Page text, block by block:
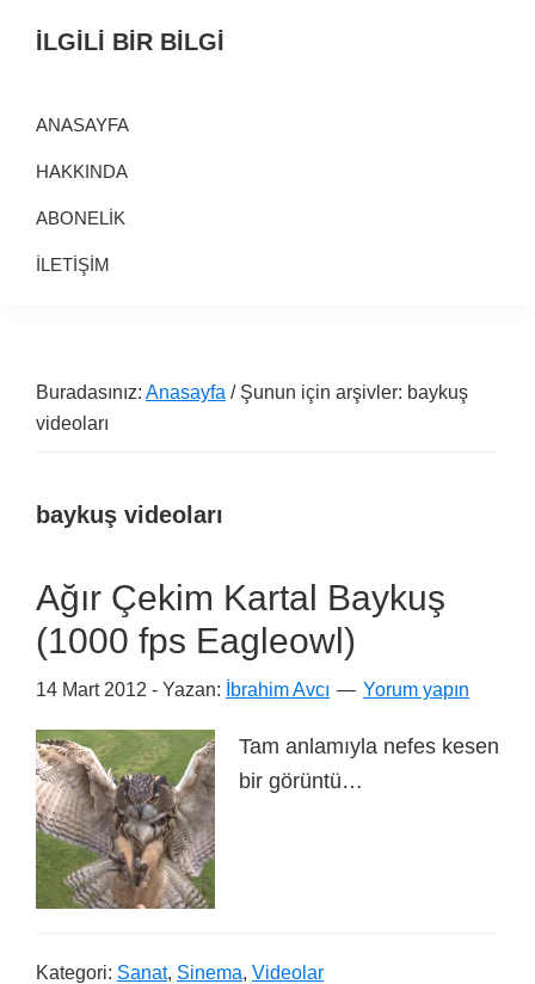
navigasyona
content
alanaİLGİLİ BİR BİLGİ
ANASAYFA
HAKKINDA
ABONELİK
İLETİŞİM
Buradasınız: Anasayfa / Şunun için arşivler: baykuş
videoları
baykuş videoları
Ağır Çekim Kartal Baykuş
(1000 fps Eagleowl)
14 Mart 2012 - Yazan: İbrahim Avcı Yorum yapın
Tam anlamıyla nefes kesen
bir görüntü…
Kategori: Sanat, Sinema, Videolar